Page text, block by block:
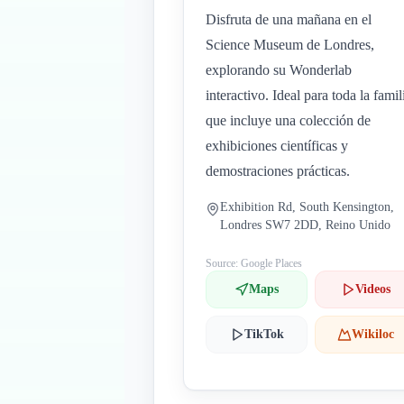
Disfruta de una mañana en el
Science Museum de Londres,
explorando su Wonderlab
interactivo. Ideal para toda la
que incluye una colección de
exhibiciones científicas y
demostraciones prácticas.
Exhibition Rd, South Kensington,
Londres SW7 2DD, Reino Unido
Source: Google Places
Maps Videos
TikTok Wikiloc